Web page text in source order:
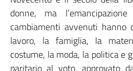
donne, ma
cambiamenti avvenuti hanno
lavoro, la famiglia, la
costume, la moda, la politica e
paritario al voto, approvato